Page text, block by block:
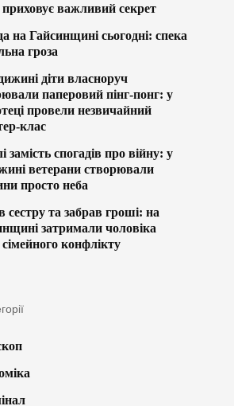
приховує важливий секрет
на Гайсинщині сьогодні: спека
гроза
діти власноруч
паперовий пінг-понг: у
провели незвичайний
клас
замість спогадів про війну: у
ветерани створювали
просто неба
сестру та забрав гроші: на
затримали чоловіка
сімейного конфлікту